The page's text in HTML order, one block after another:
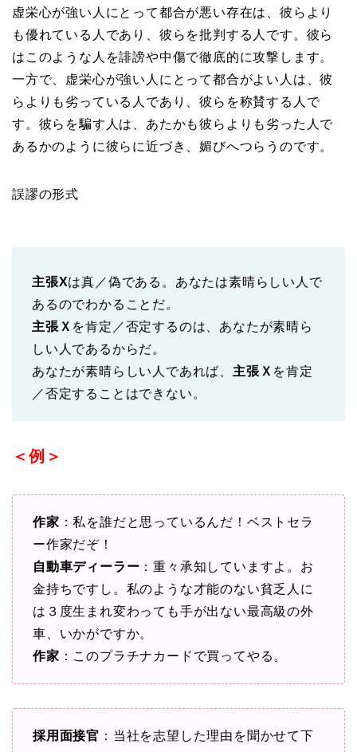
虚栄心が強い人にとって都合が悪い存在は、彼らより
も優れている人であり、彼らを批判する人です。彼ら
はこのような人を誹謗や中傷で徹底的に攻撃します。
一方で、虚栄心が強い人にとって都合がよい人は、彼
らよりも劣っている人であり、彼らを称賛する人で
す。彼らを騙す人は、あたかも彼らよりも劣った人で
あるかのように彼らに近づき、媚びへつらうのです。
誤謬の形式
主張Xは真／偽である。あなたは素晴らしい人で
あるのでわかることだ。
主張Ｘ を肯定／否定するのは、あなたが素晴ら
しい人であるからだ。
あなたが素晴らしい人であれば、 主張Ｘ を肯定
／否定することはできない。
＜例＞
作家 ：私を誰だと思っているんだ！ベストセラ
ー作家だぞ！
自動車ディーラー ：重々承知していますよ。お
金持ちですし。私のような才能のない貧乏人に
は３度生まれ変わっても手が出ない最高級の外
車、いかがですか。
作家 ：このプラチナカードで買ってやる。
採用面接官 ：当社を志望した理由を聞かせて下